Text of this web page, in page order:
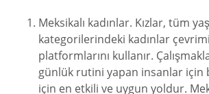
Meksikalı kadınlar. Kızlar, tüm yaş
kategorilerindeki kadınlar
platformlarını kullanır.
günlük rutini yapan insanlar için
için en etkili ve uygun yoldur.